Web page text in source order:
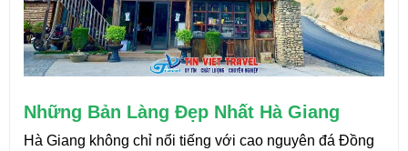
Những Bản Làng Đẹp Nhất Hà Giang
Hà Giang không chỉ nổi tiếng với cao nguyên đá Đồng